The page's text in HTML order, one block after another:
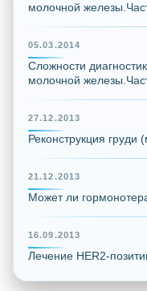
молочной
05.03.2014
Сложности
молочной
27.12.2013
Реконструкция
21.12.2013
Может ли
16.09.2013
Лечение HER2-